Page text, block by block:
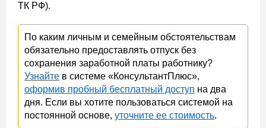
ТК РФ).
По каким личным и семейным обстоятельствам
обязательно предоставлять отпуск без
сохранения заработной платы работнику?
Узнайте в системе «КонсультантПлюс»,
оформив пробный бесплатный доступ на два
дня. Если вы хотите пользоваться системой на
постоянной основе, уточните ее стоимость.